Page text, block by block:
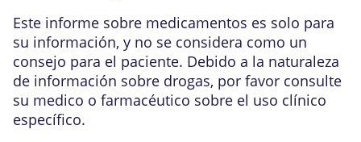
Este informe sobre medicamentos es solo para
su información, y no se considera como un
consejo para el paciente. Debido a la naturaleza
de información sobre drogas, por favor consulte
su medico o farmacéutico sobre el uso clínico
específico.